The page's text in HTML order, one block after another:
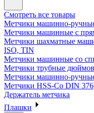
Смотреть все товары
Метчики машинно-
Метчики машинные с
Метчики шахматные
ISO, TIN
Метчики машинные со
Метчики трубные
Метчики машинно-
Метчики HSS-Co DIN 376
Держатель метчика
Плашки